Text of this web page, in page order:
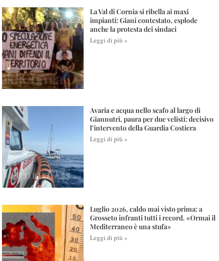
La Val di Cornia si ribella ai maxi
impianti: Giani contestato, esplode
anche la protesta dei sindaci
Leggi di più »
Avaria e acqua nello scafo al largo di
Giannutri, paura per due velisti: decisivo
l’intervento della Guardia Costiera
Leggi di più »
Luglio 2026, caldo mai visto prima: a
Grosseto infranti tutti i record. «Ormai il
Mediterraneo è una stufa»
Leggi di più »